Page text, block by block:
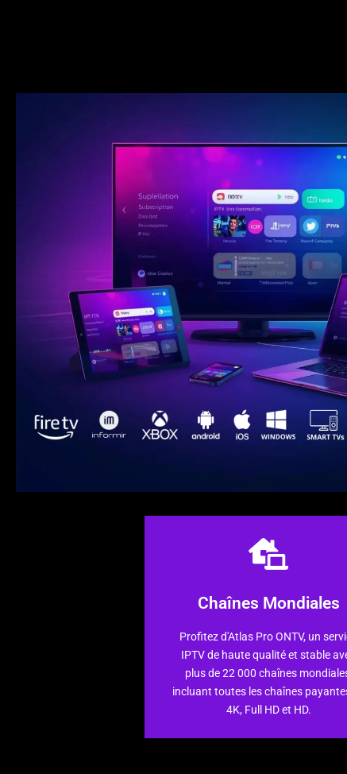
Chaînes Mondiales
Profitez d'Atlas Pro ONTV, un
IPTV de haute qualité et stable
plus de 22 000 chaînes
incluant toutes les chaînes
4K, Full HD et HD.
VOD Films et Séries
Accédez à une bibliothèque de plus
90 000 VOD, films et séries, avec
vaste catalogue de contenus variés
sorties.
En savoir plus